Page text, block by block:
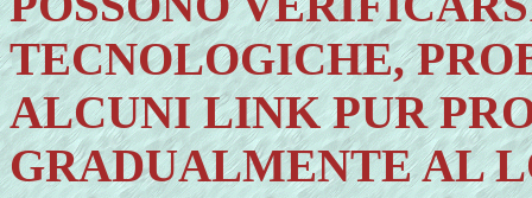
TECNOLOGICHE,
ALCUNI LINK PUR
GRADUALMENTE AL